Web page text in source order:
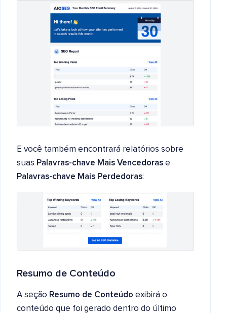
E você também encontrará relatórios sobre
suas Palavras-chave Mais Vencedoras e
Palavras-chave Mais Perdedoras:
Resumo de Conteúdo
A seção Resumo de Conteúdo exibirá o
conteúdo que foi gerado dentro do último